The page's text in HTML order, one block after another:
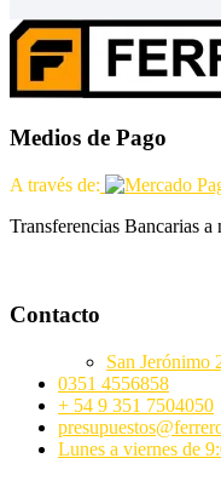
Medios de Pago
A través de:
Transferencias Bancarias a
Contacto
San Jerónimo
0351 4556858
+ 54 9 351 7504050
Lunes a viernes de